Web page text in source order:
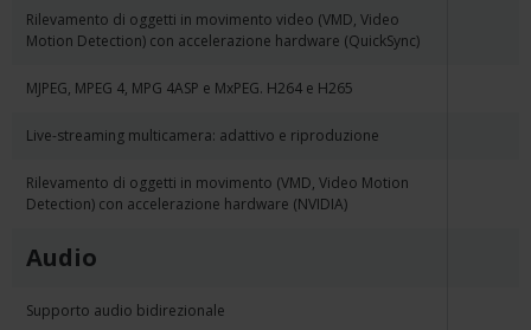
Rilevamento di oggetti in movimento video (VMD, Video
Motion Detection) con accelerazione hardware (QuickSync)
MJPEG, MPEG 4, MPG 4ASP e MxPEG. H264 e H265
Live-streaming multicamera: adattivo e riproduzione
Rilevamento di oggetti in movimento (VMD, Video Motion
Detection) con accelerazione hardware (NVIDIA)
Audio
Supporto audio bidirezionale